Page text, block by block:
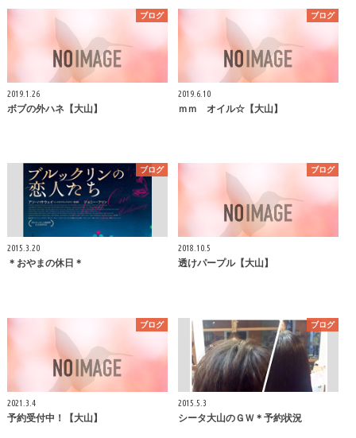
ブログ
2019.1.26
ボブの外ハネ【大山】
ブログ
2019.6.10
ｍｍ オイル☆【大山】
ブログ
2015.3.20
＊おやまの休日＊
ブログ
2018.10.5
透けパープル【大山】
ブログ
2021.3.4
予約受付中！【大山】
ブログ
2015.5.3
シータ大山のＧＷ＊予約状況